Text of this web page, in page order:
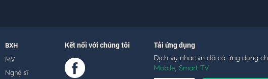
BXH
MV
Nghệ sĩ
Kết nối với chúng tôi Tải ứng dụng
Dịch vụ nhac.vn đã có ứng dụng
Mobile, Smart TV